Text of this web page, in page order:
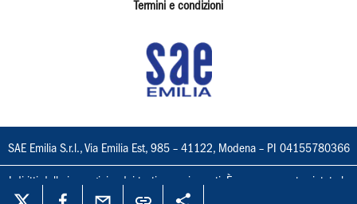
Termini e condizioni
SAE Emilia S.r.l., Via Emilia Est, 985 – 41122, Modena – PI 04155780366
I diritti delle immagini e dei testi sono riservati. È espressamente vietata la
loro riproduzione con qualsiasi mezzo e l'adattamento totale o parziale.